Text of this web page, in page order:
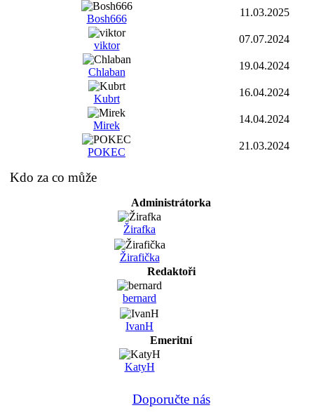
Bosh666
11.03.2025
viktor
07.07.2024
Chlaban
19.04.2024
Kubrt
16.04.2024
Mirek
14.04.2024
POKEC
21.03.2024
Kdo za co může
Administrátorka
Žirafka
Žirafička
Redaktoři
bernard
IvanH
Emeritní
KatyH
Doporučte nás